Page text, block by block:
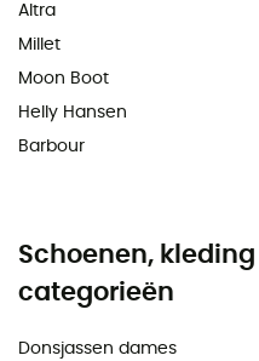
Altra
Millet
Moon Boot
Helly Hansen
Barbour
Schoenen,
categorieën
Donsjassen dames